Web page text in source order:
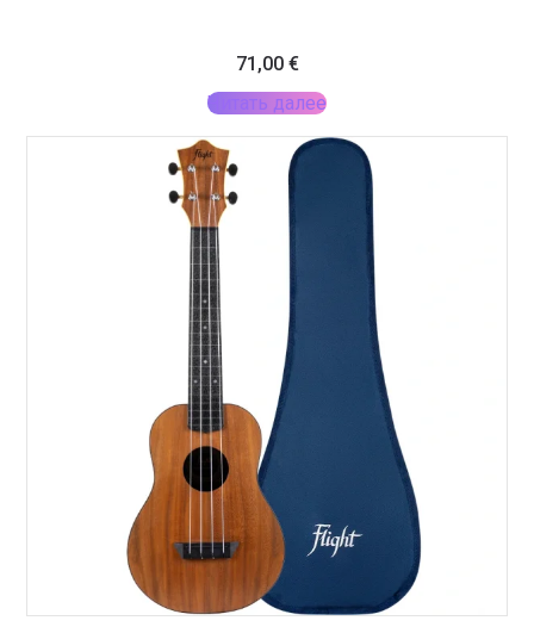
71,00 €
Читать далее